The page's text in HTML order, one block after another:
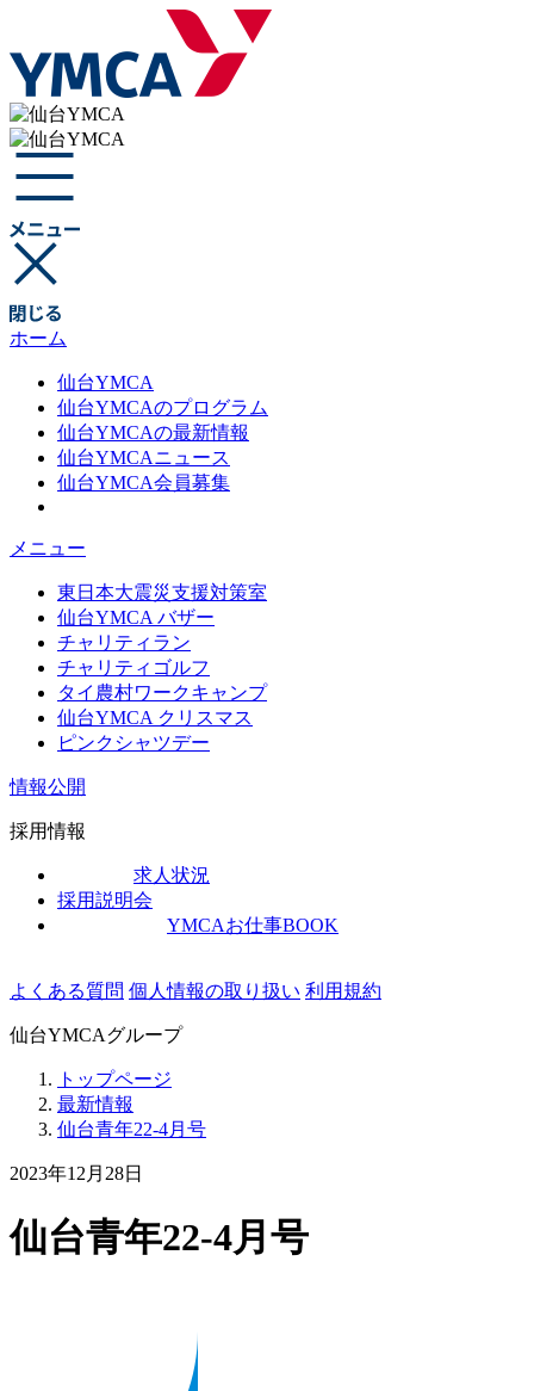
ホーム
仙台YMCA
仙台YMCAのプログラム
仙台YMCAの最新情報
仙台YMCAニュース
仙台YMCA会員募集
メニュー
東日本大震災支援対策室
仙台YMCA バザー
チャリティラン
チャリティゴルフ
タイ農村ワークキャンプ
仙台YMCA クリスマス
ピンクシャツデー
情報公開
採用情報
求人状況
採用説明会
YMCAお仕事BOOK
よくある質問 個人情報の取り扱い 利用規約
仙台YMCAグループ
トップページ
最新情報
仙台青年22-4月号
2023年12月28日
仙台青年22-4月号